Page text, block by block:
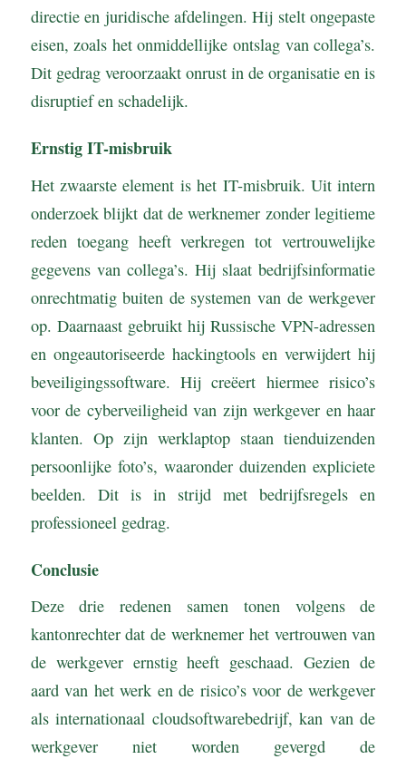
directie en juridische afdelingen. Hij stelt ongepaste
eisen, zoals het onmiddellijke ontslag van collega’s.
Dit gedrag veroorzaakt onrust in de organisatie en is
disruptief en schadelijk.
Ernstig IT-misbruik
Het zwaarste element is het IT-misbruik. Uit intern
onderzoek blijkt dat de werknemer zonder legitieme
reden toegang heeft verkregen tot vertrouwelijke
gegevens van collega’s. Hij slaat bedrijfsinformatie
onrechtmatig buiten de systemen van de werkgever
op. Daarnaast gebruikt hij Russische VPN-adressen
en ongeautoriseerde hackingtools en verwijdert hij
beveiligingssoftware. Hij creëert hiermee risico’s
voor de cyberveiligheid van zijn werkgever en haar
klanten. Op zijn werklaptop staan tienduizenden
persoonlijke foto’s, waaronder duizenden expliciete
beelden. Dit is in strijd met bedrijfsregels en
professioneel gedrag.
Conclusie
Deze drie redenen samen tonen volgens de
kantonrechter dat de werknemer het vertrouwen van
de werkgever ernstig heeft geschaad. Gezien de
aard van het werk en de risico’s voor de werkgever
als internationaal cloudsoftwarebedrijf, kan van de
werkgever niet worden gevergd de